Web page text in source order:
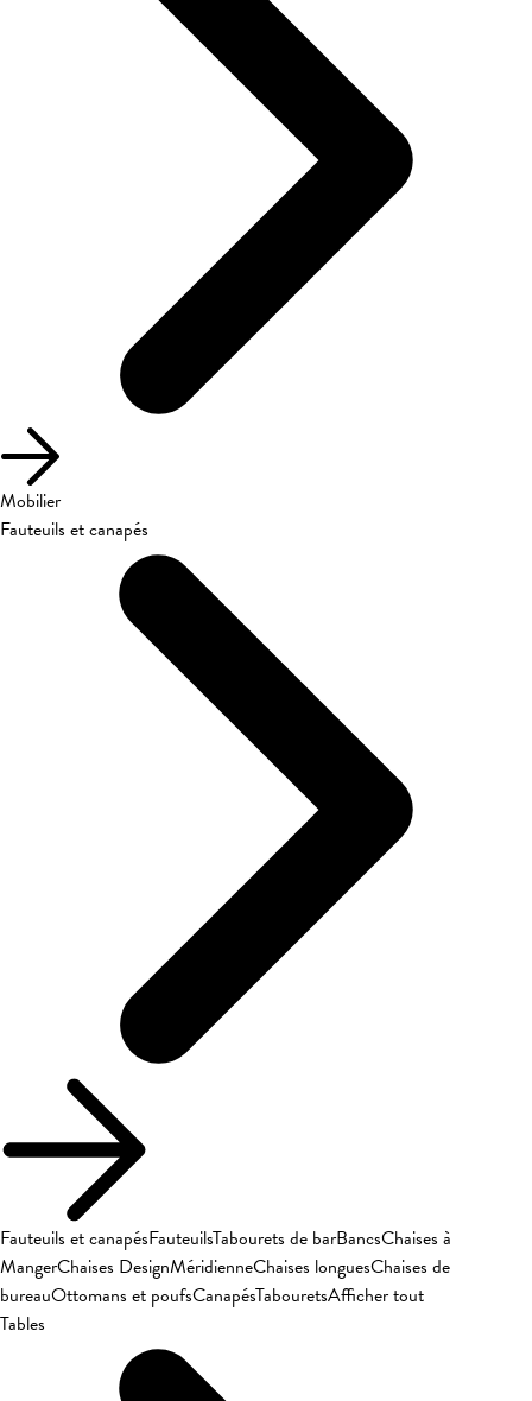
Mobilier
Fauteuils et canapés
Fauteuils et canapésFauteuilsTabourets de barBancsChaises à
MangerChaises DesignMéridienneChaises longuesChaises de
bureauOttomans et poufsCanapésTabouretsAfficher tout
Tables